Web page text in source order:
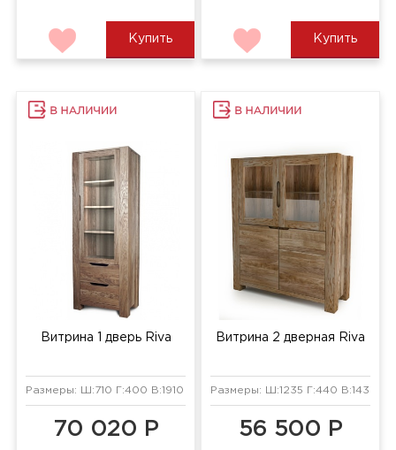
Купить Купить
Витрина 1 дверь Riva
Размеры: Ш:710 Г:400 В:1910 мм
70 020 Р
Витрина 2 дверная Riva
Размеры: Ш:1235 Г:440 В:1430 мм
56 500 Р